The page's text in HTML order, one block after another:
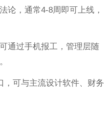
论，通常4-8周即可上线，
通过手机报工，管理层随
，可与主流设计软件、财务